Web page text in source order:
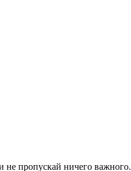
не пропускай ничего важного.